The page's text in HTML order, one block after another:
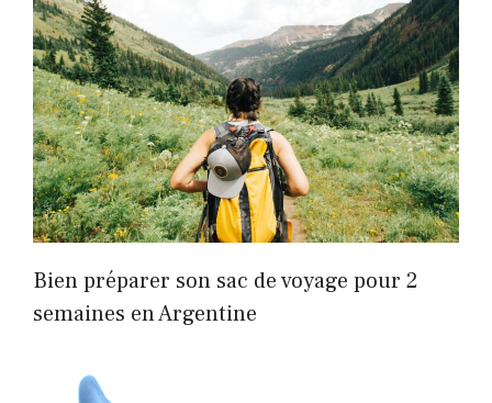
Bien préparer son sac de voyage pour 2
semaines en Argentine